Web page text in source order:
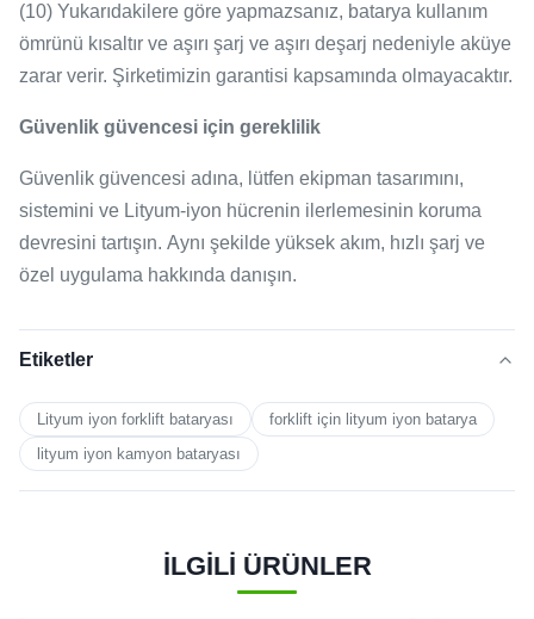
(10) Yukarıdakilere göre yapmazsanız, batarya kullanım
ömrünü kısaltır ve aşırı şarj ve aşırı deşarj nedeniyle aküye
zarar verir. Şirketimizin garantisi kapsamında olmayacaktır.
Güvenlik güvencesi için gereklilik
Güvenlik güvencesi adına, lütfen ekipman tasarımını,
sistemini ve Lityum-iyon hücrenin ilerlemesinin koruma
devresini tartışın. Aynı şekilde yüksek akım, hızlı şarj ve
özel uygulama hakkında danışın.
Etiketler
Lityum iyon forklift bataryası
forklift için lityum iyon batarya
lityum iyon kamyon bataryası
İLGİLİ ÜRÜNLER